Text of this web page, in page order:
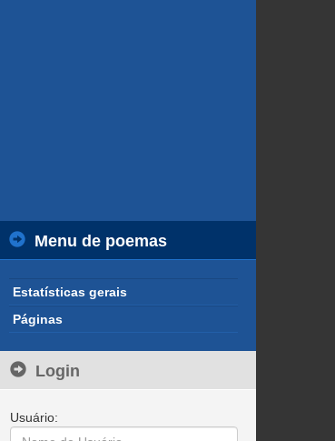
Menu de poemas
Estatísticas gerais
Páginas
Login
Usuário: